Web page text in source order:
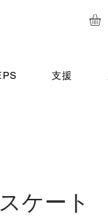
支援
ケート